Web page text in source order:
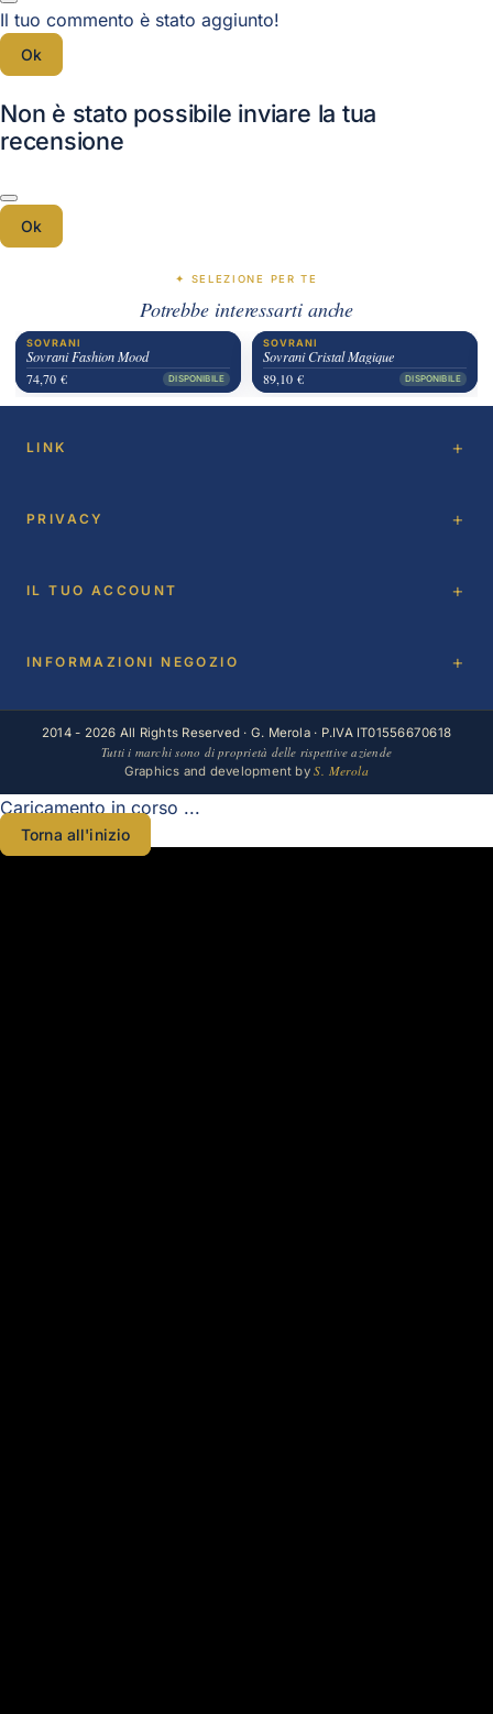
Il tuo commento è stato aggiunto!
Ok
Non è stato possibile inviare la tua
recensione
Ok
✦ SELEZIONE PER TE
Potrebbe interessarti anche
SOVRANI
Sovrani Fashion Mood
74,70 €
DISPONIBILE
SOVRANI
Sovrani Cristal Magique
89,10 €
DISPONIBILE
LINK
PRIVACY
IL TUO ACCOUNT
INFORMAZIONI NEGOZIO
2014 - 2026 All Rights Reserved · G. Merola · P.IVA IT01556670618
Tutti i marchi sono di proprietà delle rispettive aziende
Graphics and development byS. Merola
Caricamento in corso ...
Torna all'inizio